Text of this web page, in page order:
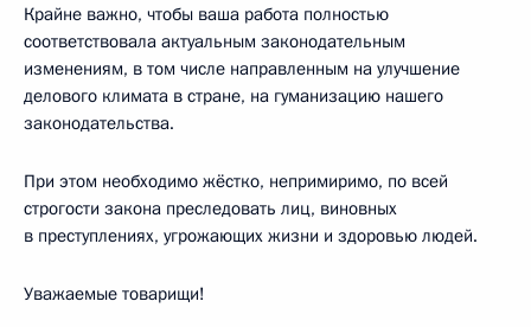
Крайне важно, чтобы ваша работа полностью
соответствовала актуальным законодательным
изменениям, в том числе направленным на улучшение
делового климата в стране, на гуманизацию нашего
законодательства.
При этом необходимо жёстко, непримиримо, по всей
строгости закона преследовать лиц, виновных
в преступлениях, угрожающих жизни и здоровью людей.
Уважаемые товарищи!